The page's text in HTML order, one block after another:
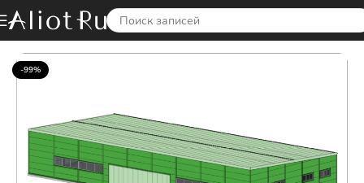
Главная Готовые проекты
-99%